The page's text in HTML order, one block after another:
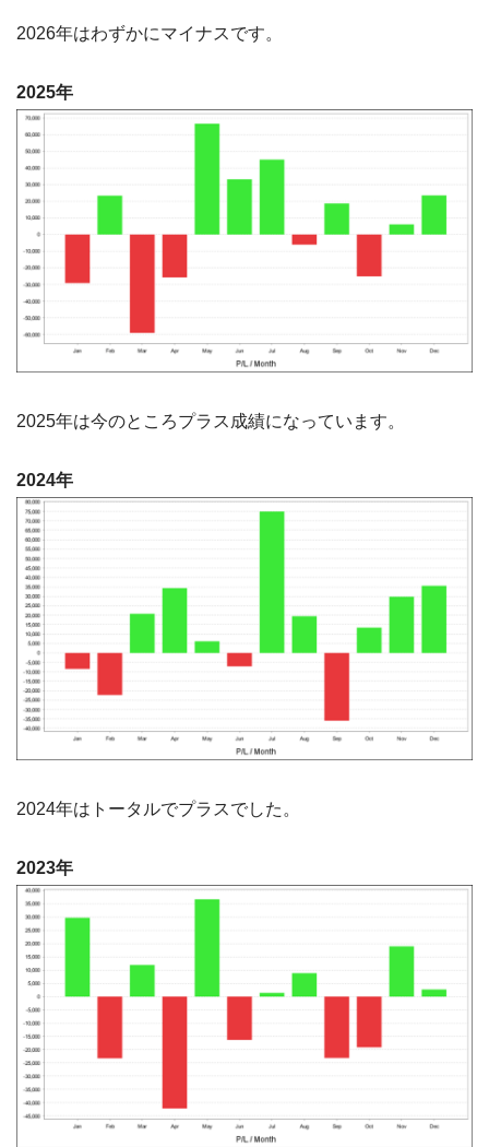
2026年はわずかにマイナスです。
2025年
2025年は今のところプラス成績になっています。
2024年
2024年はトータルでプラスでした。
2023年